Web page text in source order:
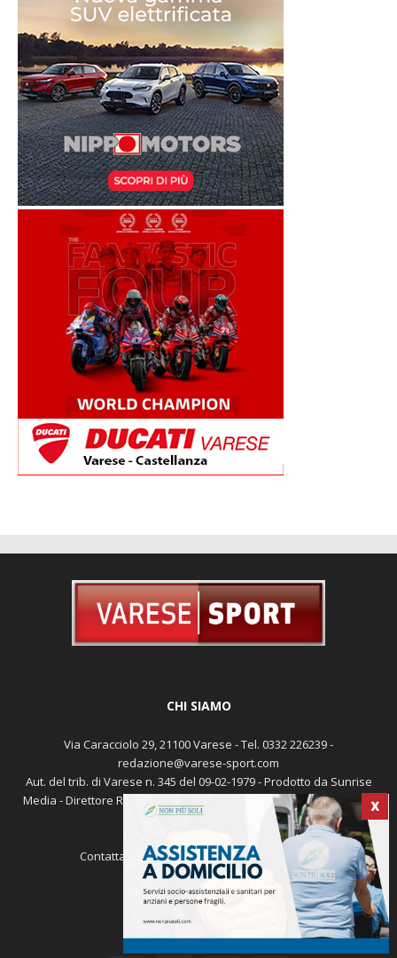
X
CHI SIAMO
Via Caracciolo 29, 21100 Varese - Tel. 0332 226239 -
redazione@varese-sport.com
Aut. del trib. di Varese n. 345 del 09-02-1979 - Prodotto da Sunrise
Media - Direttore Responsabile: Michele Marocco -Cookie policy
Pubblicità
Contattaci: redazione@varese-sport.com
SEGUICI